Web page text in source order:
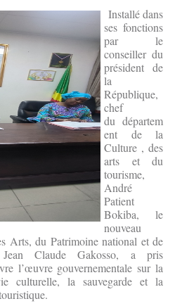
Installé dans
ses fonctions
par le
conseiller du
président de
la
République,
chef
du départem
ent de la
Culture , des
arts et du
tourisme,
André
Patient
Bokiba, le
nouveau
Arts, du Patrimoine national et de
Jean Claude Gakosso, a pris
l’œuvre gouvernementale sur la
culturelle, la sauvegarde et la